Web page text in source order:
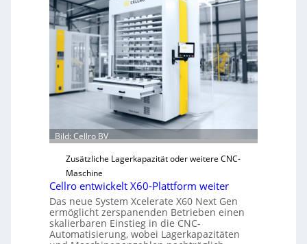
n
i
c
h
e
r
Ü
b
r
s
t
s
Bild: Cellro BV
Zusätzliche Lagerkapazität oder weitere CNC-
Maschine
Cellro entwickelt X60-Plattform weiter
Das neue System Xcelerate X60 Next Gen
ermöglicht zerspanenden Betrieben einen
skalierbaren Einstieg in die CNC-
Automatisierung, wobei Lagerkapazitäten